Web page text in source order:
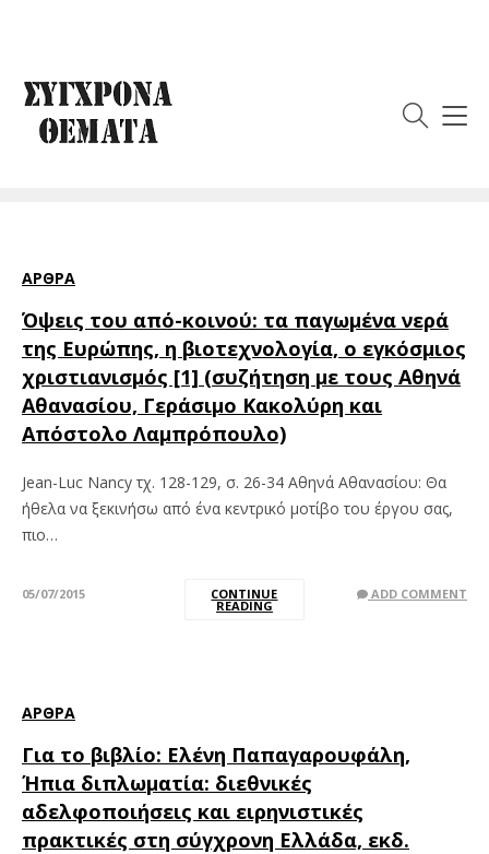
Αθανασίου
ΆΡΘΡΑ
Όψεις του από-κοινού: τα παγωμένα νερά
της Ευρώπης, η βιοτεχνολογία, ο εγκόσμιος
χριστιανισμός [1] (συζήτηση με τους Αθηνά
Αθανασίου, Γεράσιμο Κακολύρη και
Απόστολο Λαμπρόπουλο)
Jean-Luc Nancy τχ. 128-129, σ. 26-34 Aθηνά Aθανασίου: Θα
ήθελα να ξεκινήσω από ένα κεντρικό μοτίβο του έργου σας,
πιο…
05/07/2015 CONTINUE
READING
ADD COMMENT
ΆΡΘΡΑ
Για το βιβλίο: Ελένη Παπαγαρουφάλη,
Ήπια διπλωματία: διεθνικές
αδελφοποιήσεις και ειρηνιστικές
πρακτικές στη σύγχρονη Ελλάδα, εκδ.